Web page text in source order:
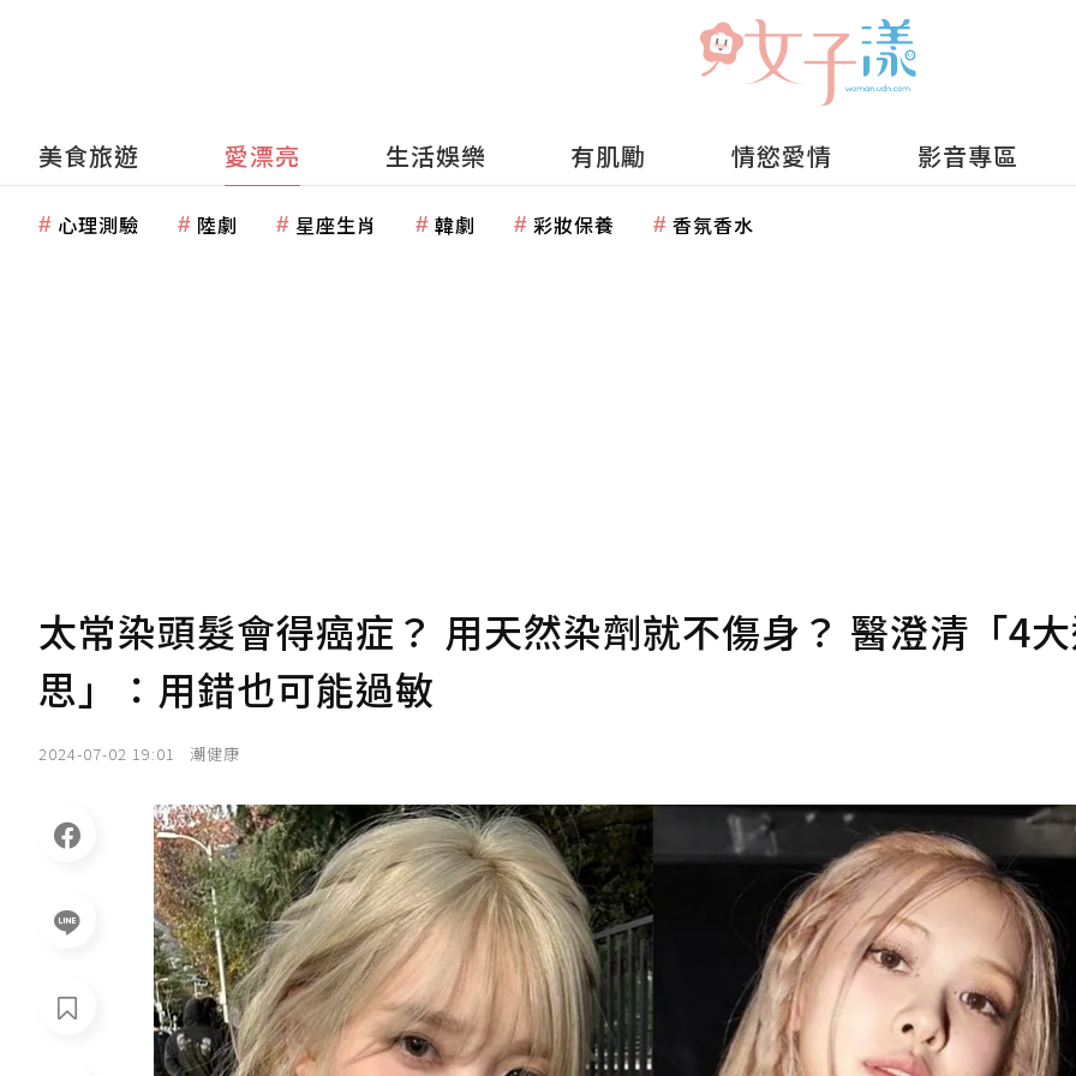
美食旅遊 愛漂亮 生活娛樂 有肌勵 情慾愛情 影音專區
心理測驗 陸劇 星座生肖 韓劇 彩妝保養 香氛香水
太常染頭髮會得癌症？ 用天然染劑就不傷身？ 醫澄清「4
思」：用錯也可能過敏
2024-07-02 19:01 潮健康